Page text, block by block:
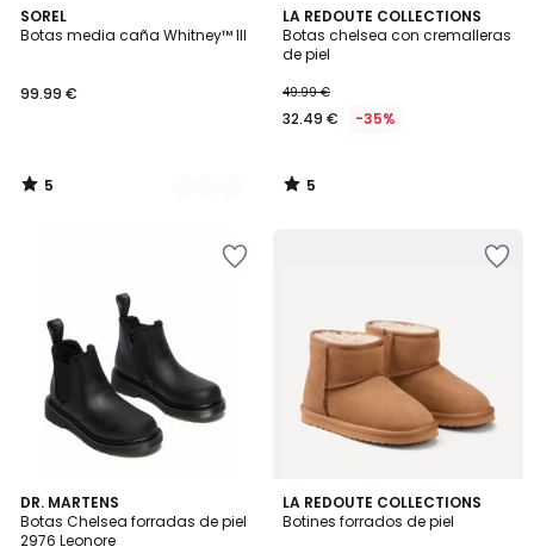
SOREL
Botas media caña Whitney™ III
99.99 €
5
/
2
Colores
5
/
LA REDOUTE COLLECTIONS
Botas chelsea con cremalleras
de piel
49.99 €
32.49 € -35%
5
/
5
5
/
DR. MARTENS
Botas Chelsea forradas de piel
2976 Leonore
LA REDOUTE COLLECTIONS
Botines forrados de piel
1
/